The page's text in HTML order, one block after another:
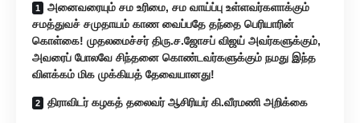
அனைவரையும் சம உரிமை, சம வாய்ப்பு உள்ளவர்களாக்கும்
சமத்துவச் சமுதாயம் காண வைப்பதே தந்தை பெரியாரின்
கொள்கை! முதலமைச்சர் திரு.ச.ஜோசப் விஜய் அவர்களுக்கும்,
அவரைப் போலவே சிந்தனை கொண்டவர்களுக்கும் நமது இந்த
விளக்கம் மிக முக்கியத் தேவையானது!
திராவிடர் கழகத் தலைவர் ஆசிரியர் கி.வீரமணி அறிக்கை